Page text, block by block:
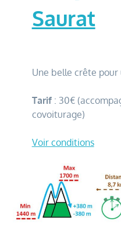
Saurat
Une belle crête pour
Tarif: 30€
covoiturage)
Voir conditions